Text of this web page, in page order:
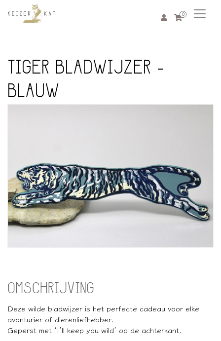
0
TIGER BLADWIJZER -
BLAUW
OMSCHRIJVING
Deze wilde bladwijzer is het perfecte cadeau voor elke
avonturier of dierenliefhebber.
Geperst met ‘I’ll keep you wild’ op de achterkant.